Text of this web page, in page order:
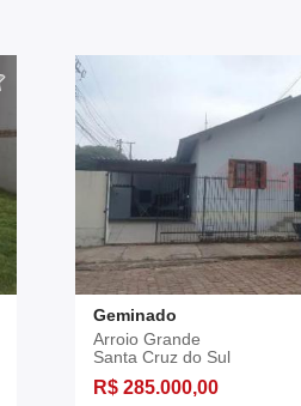
Geminado
Arroio Grande
Santa Cruz do Sul
R$ 285.000,00